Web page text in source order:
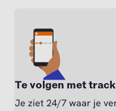
Te volgen met
Je ziet 24/7 waar je